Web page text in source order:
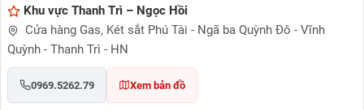
Khu vực Thanh Trì – Ngọc Hồi
Cửa hàng Gas, Két sắt Phú Tài - Ngã ba Quỳnh Đô - Vĩnh
Quỳnh - Thanh Trì - HN
0969.5262.79 Xem bản đồ